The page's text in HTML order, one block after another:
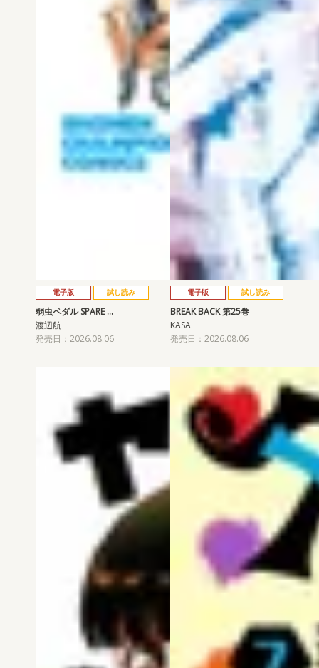
電子版 試し読み
弱虫ペダル SPARE …
渡辺航
発売日：2026.08.06
電子版 試し読み
BREAK BACK 第25巻
KASA
発売日：2026.08.06